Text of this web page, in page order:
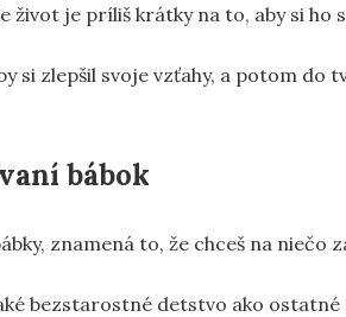
život je príliš krátky na to, aby si ho
si zlepšil svoje vzťahy, a potom do
bábok
znamená to, že chceš na niečo
bezstarostné detstvo ako